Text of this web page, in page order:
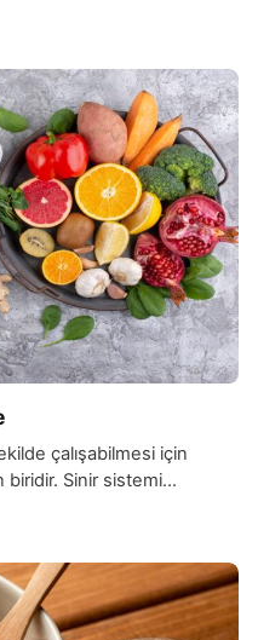
çalışabilmesi için
Sinir sistemi